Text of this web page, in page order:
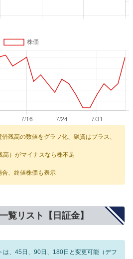
借残高の数値をグラフ化、融資はプラス、
）がマイナスなら株不足
合、終値株価も表示
覧リスト【日証金】
は、45日、90日、180日と変更可能（デフ